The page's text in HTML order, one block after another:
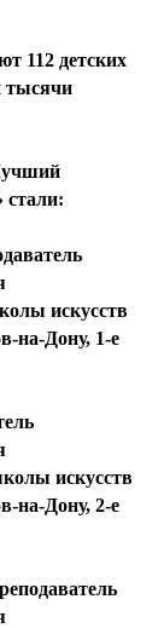
112 детских
тысячи
стали:
искусств
на-Дону, 1-е
искусств
на-Дону, 2-е